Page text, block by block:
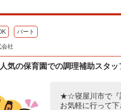
パート
社
気の保育園での調理補助スタッ
★☆寝屋川市で『
お気軽に行って